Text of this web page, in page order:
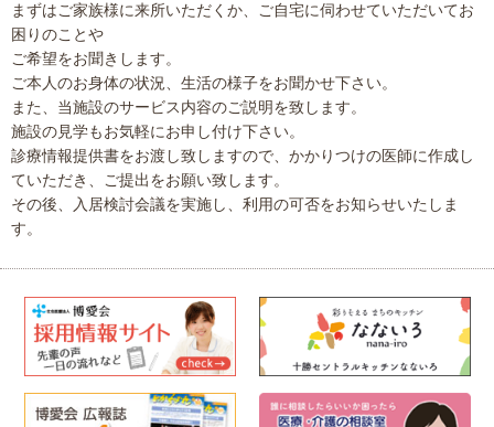
まずはご家族様に来所いただくか、ご自宅に伺わせていただいてお
困りのことや
ご希望をお聞きします。
ご本人のお身体の状況、生活の様子をお聞かせ下さい。
また、当施設のサービス内容のご説明を致します。
施設の見学もお気軽にお申し付け下さい。
診療情報提供書をお渡し致しますので、かかりつけの医師に作成し
ていただき、ご提出をお願い致します。
その後、入居検討会議を実施し、利用の可否をお知らせいたしま
す。